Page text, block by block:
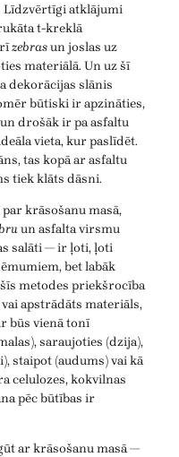
Līdzvērtīgi atklājumi
t-kreklā
zebrasun joslas uz
materiālā. Un uz šī
dekorācijas slānis
būtiski ir apzināties,
drošāk ir pa asfaltu
vieta, kur paslīdēt.
tas kopā ar asfaltu
tiek klāts dāsni.
krāsošanu masā,
un asfalta virsmu
salāti — ir ļoti, ļoti
bet labāk
šīs metodes priekšrocība
apstrādāts materiāls,
būs vienā tonī
saraujoties (dzija),
staipot (audums) vai kā
celulozes, kokvilnas
pēc būtības ir
ar krāsošanu masā —